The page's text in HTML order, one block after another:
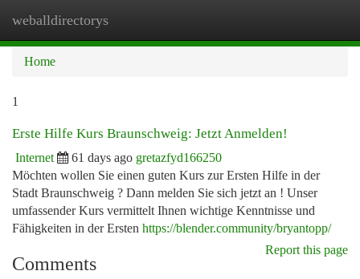
weballdirectorys
Home
1
Erste Hilfe Kurs Braunschweig: Jetzt Anmelden!
Internet 61 days ago gretazfyd166250
Möchten wollen Sie einen guten Kurs zur Ersten Hilfe in der
Stadt Braunschweig ? Dann melden Sie sich jetzt an ! Unser
umfassender Kurs vermittelt Ihnen wichtige Kenntnisse und
Fähigkeiten in der Ersten https://blender.community/bryantopp/
Report this page
Comments